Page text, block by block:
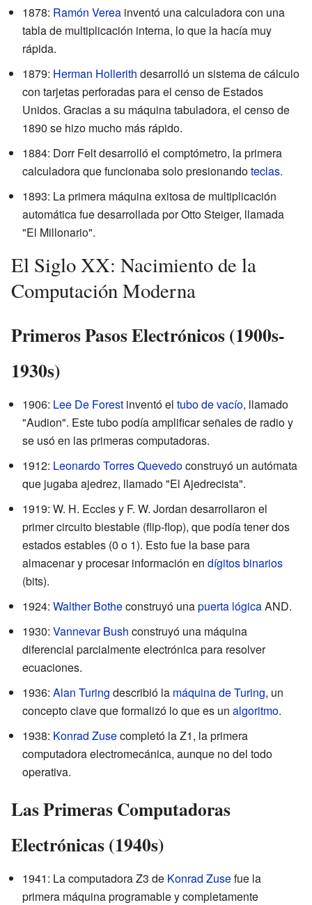
1878: Ramón Verea inventó una calculadora con una
tabla de multiplicación interna, lo que la hacía muy
rápida.
1879: Herman Hollerith desarrolló un sistema de cálculo
con tarjetas perforadas para el censo de Estados
Unidos. Gracias a su máquina tabuladora, el censo de
1890 se hizo mucho más rápido.
1884: Dorr Felt desarrolló el comptómetro, la primera
calculadora que funcionaba solo presionandoteclas.
1893: La primera máquina exitosa de multiplicación
automática fue desarrollada por Otto Steiger, llamada
"El Millonario".
El Siglo XX: Nacimiento de la
Computación Moderna
Primeros Pasos Electrónicos (1900s-
1930s)
1906: Lee De Forest inventó el tubo de vacío, llamado
"Audion". Este tubo podía amplificar señales de radio y
se usó en las primeras computadoras.
1912: Leonardo Torres Quevedoconstruyó un autómata
que jugaba ajedrez, llamado "El Ajedrecista".
1919: W. H. Eccles y F. W. Jordan desarrollaron el
primer circuito biestable (flip-flop), que podía tener dos
estados estables (0 o 1). Esto fue la base para
almacenar y procesar información en dígitos binarios
(bits).
1924: Walther Botheconstruyó unapuerta lógicaAND.
1930: Vannevar Bush construyó una máquina
diferencial parcialmente electrónica para resolver
ecuaciones.
1936: Alan Turing describió la máquina de Turing, un
concepto clave que formalizó lo que es un algoritmo.
1938: Konrad Zusecompletó la Z1, la primera
computadora electromecánica, aunque no del todo
operativa.
Las Primeras Computadoras
Electrónicas (1940s)
1941: La computadora Z3 de Konrad Zusefue la
primera máquina programable y completamente